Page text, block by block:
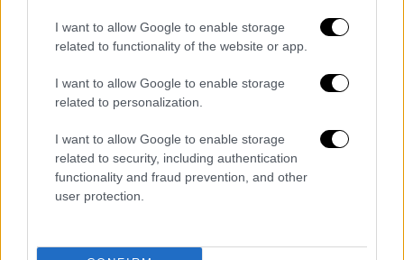
I want to allow Google to enable storage
related to functionality of the website or app.
I want to allow Google to enable storage
related to personalization.
I want to allow Google to enable storage
related to security, including authentication
functionality and fraud prevention, and other
user protection.
Το κόστος της εκτέλεσης τακτικών
δρομολογίων ορίζεται ωςτο κόστος ανά
χιλιόμετρο πολλαπλασιαζόμενο με τα
δρομολογίων, σε ετήσια βάση.
Σύμφωνα με τα κριτήρια που καθορίστηκαν,
θα πρέπει να αποδεικνύεται η βιωσιμότητα
εκτέλεσης των δρομολογίων συνδυαζόμενο